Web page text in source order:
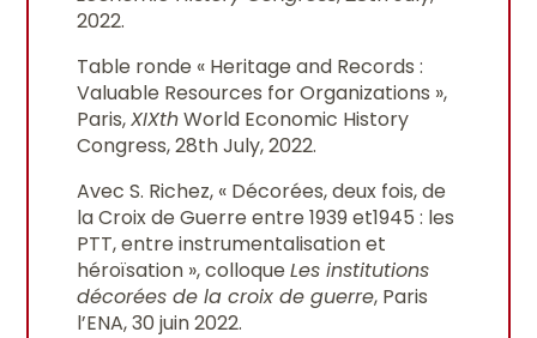
2022.
Table ronde « Heritage and Records :
Valuable Resources for Organizations »,
Paris,XIXthWorld Economic History
Congress, 28th July, 2022.
Avec S. Richez, « Décorées, deux fois, de
la Croix de Guerre entre 1939 et1945 : les
PTT, entre instrumentalisation et
héroïsation », colloqueLes institutions
décorées de la croix de guerre, Paris
l’ENA, 30 juin 2022.